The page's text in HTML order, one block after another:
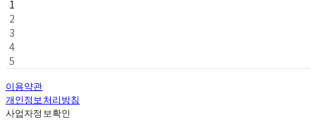
1
2
3
4
5
이용약관
개인정보처리방침
사업자정보확인